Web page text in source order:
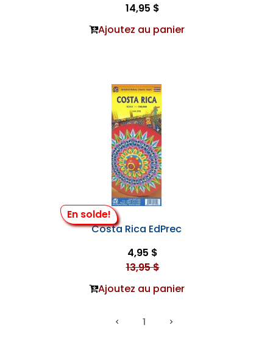
14,95 $
Ajoutez au panier
En solde!
Costa Rica EdPrec
4,95 $
13,95 $
Ajoutez au panier
1